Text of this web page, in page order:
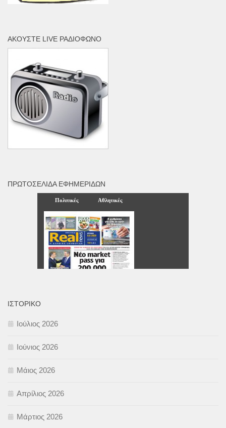
ΑΚΟΎΣΤΕ LIVE ΡΑΔΙΌΦΩΝΟ
ΠΡΩΤΟΣΈΛΙΔΑ ΕΦΗΜΕΡΊΔΩΝ
ΙΣΤΟΡΙΚΌ
Ιούλιος 2026
Ιούνιος 2026
Μάιος 2026
Απρίλιος 2026
Μάρτιος 2026